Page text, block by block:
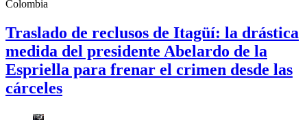
Colombia
Traslado de reclusos de Itagüí: la drástica
medida del presidente Abelardo de la
Espriella para frenar el crimen desde las
cárceles